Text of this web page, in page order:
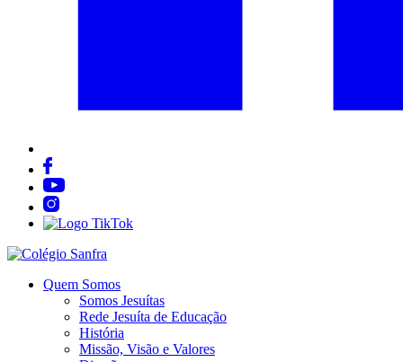
Quem Somos
Somos Jesuítas
Rede Jesuíta de Educação
História
Missão, Visão e Valores